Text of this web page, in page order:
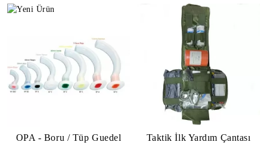
OPA - Boru / Tüp Guedel
Taktik İlk Yardım Çantası